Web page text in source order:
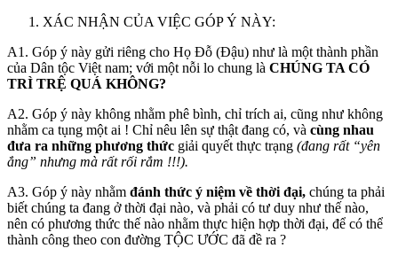
XÁC NHẬN CỦA VIỆC GÓP Ý NÀY:
A1. Góp ý này gửi riêng cho Họ Đỗ (Đậu) như là một thành phần
của Dân tộc Việt nam; với một nỗi lo chung là CHÚNG TA CÓ
TRÌ TRỆ QUÁ KHÔNG?
A2. Góp ý này không nhằm phê bình, chỉ trích ai, cũng như không
nhằm ca tụng một ai ! Chỉ nêu lên sự thật đang có, và cùng nhau
đưa ra những phương thức giải quyết thực trạng (đang rất “yên
ắng” nhưng mà rất rối rắm !!!).
A3. Góp ý này nhằm đánh thức ý niệm về thời đại, chúng ta phải
biết chúng ta đang ở thời đại nào, và phải có tư duy như thế nào,
nên có phương thức thế nào nhằm thực hiện hợp thời đại, để có thể
thành công theo con đường TỘC ƯỚC đã đề ra ?